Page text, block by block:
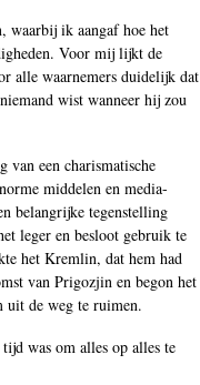
waarbij ik aangaf hoe het
Voor mij lijkt de
alle waarnemers duidelijk dat
wist wanneer hij zou
van een charismatische
middelen en media-
belangrijke tegenstelling
leger en besloot gebruik te
het Kremlin, dat hem had
van Prigozjin en begon het
uit de weg te ruimen.
was om alles op alles te